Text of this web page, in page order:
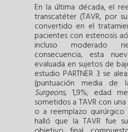
En la última década, el
transcatéter (TAVR, por
convertido en el
pacientes con estenosis
incluso moderado
consecuencia, esta
evaluada en sujetos de
estudio PARTNER 3 se
(puntuación media de
Surgeons, 1,9%; edad
sometidos a TAVR con
o a reemplazo
halló que la TAVR fue